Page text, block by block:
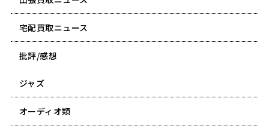
宅配買取ニュース
批評/感想
ジャズ
オーディオ類